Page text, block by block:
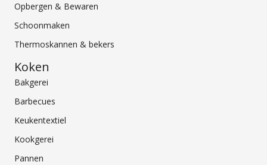
Opbergen & Bewaren
Schoonmaken
Thermoskannen & bekers
Koken
Bakgerei
Barbecues
Keukentextiel
Kookgerei
Pannen